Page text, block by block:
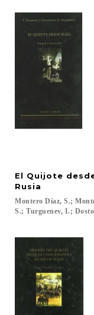
El Quijote
Rusia
Montero Díaz, S.;
S.; Turguenev, I.;